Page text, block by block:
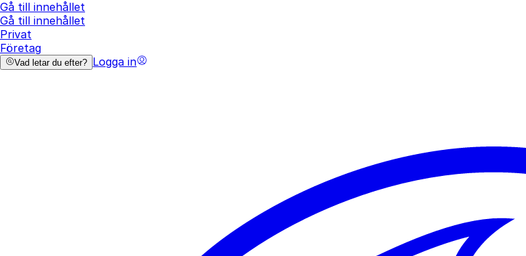
Gå till innehållet
Gå till innehållet
Privat
Företag
Vad letar du efter? Logga in